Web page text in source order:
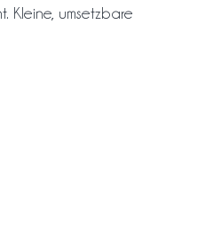
Kleine, umsetzbare